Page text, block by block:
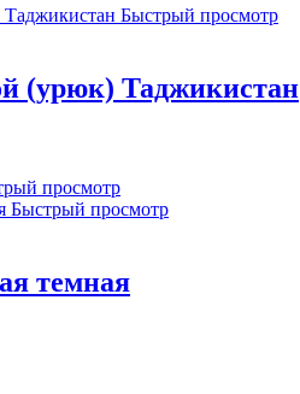
Быстрый просмотр
(урюк) Таджикистан
просмотр
Быстрый просмотр
темная